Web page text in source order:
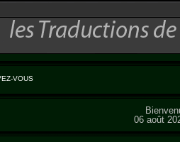
VOUS
06 août